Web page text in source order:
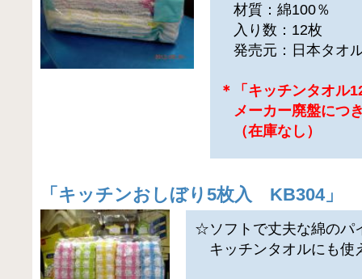
材質：綿100％
入り数：12枚
発売元：日本タオ
＊「キッチンタオル
メーカー廃盤につ
（在庫なし）
「 キッチンおしぼり5枚入 KB304」
☆ソフトで丈夫な綿のパ
キッチンタオルにも使